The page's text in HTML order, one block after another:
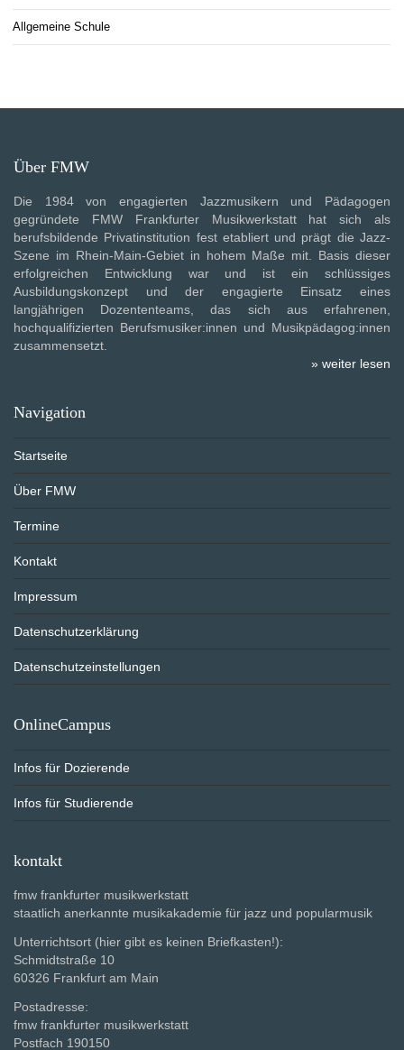
Allgemeine Schule
Über FMW
Die 1984 von engagierten Jazzmusikern und Pädagogen
gegründete FMW Frankfurter Musikwerkstatt hat sich als
berufsbildende Privatinstitution fest etabliert und prägt die Jazz-
Szene im Rhein-Main-Gebiet in hohem Maße mit. Basis dieser
erfolgreichen Entwicklung war und ist ein schlüssiges
Ausbildungskonzept und der engagierte Einsatz eines
langjährigen Dozententeams, das sich aus erfahrenen,
hochqualifizierten Berufsmusiker:innen und Musikpädagog:innen
zusammensetzt.
» weiter lesen
Navigation
Startseite
Über FMW
Termine
Kontakt
Impressum
Datenschutzerklärung
Datenschutzeinstellungen
OnlineCampus
Infos für Dozierende
Infos für Studierende
kontakt
fmw frankfurter musikwerkstatt
staatlich anerkannte musikakademie für jazz und popularmusik
Unterrichtsort (hier gibt es keinen Briefkasten!):
Schmidtstraße 10
60326 Frankfurt am Main
Postadresse:
fmw frankfurter musikwerkstatt
Postfach 190150